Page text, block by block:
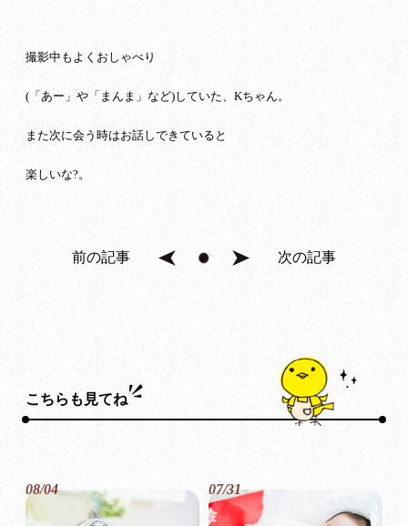
撮影中もよくおしゃべり
(「あー」や「まんま」など)していた、Kちゃん。
また次に会う時はお話しできていると
楽しいな?。
前の記事 次の記事
こちらも見てね
08/04 07/31